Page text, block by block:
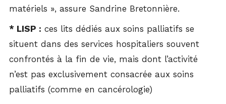
matériels », assure Sandrine Bretonnière.
* LISP : ces lits dédiés aux soins palliatifs se
situent dans des services hospitaliers souvent
confrontés à la fin de vie, mais dont l’activité
n’est pas exclusivement consacrée aux soins
palliatifs (comme en cancérologie)